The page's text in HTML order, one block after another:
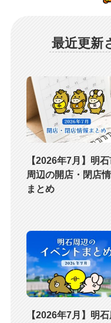
最近更新
【2026年7月】明
周辺の開店・閉店
まとめ
【2026年7月】明石